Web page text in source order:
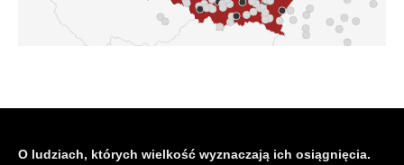
O ludziach, których wielkość wyznaczają ich osiągnięcia.